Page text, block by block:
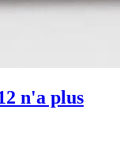
n'a plus